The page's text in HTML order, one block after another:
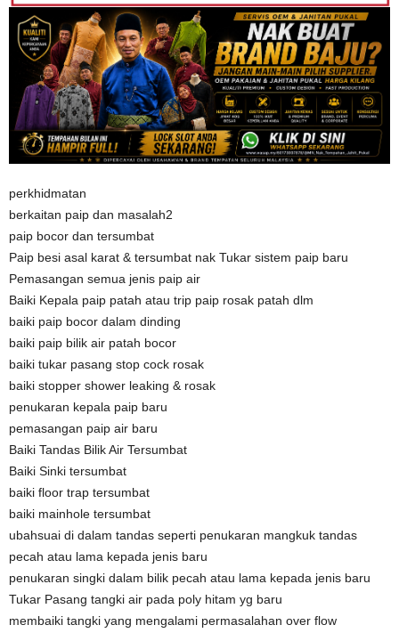
perkhidmatan
berkaitan paip dan masalah2
paip bocor dan tersumbat
Paip besi asal karat & tersumbat nak Tukar sistem paip baru
Pemasangan semua jenis paip air
Baiki Kepala paip patah atau trip paip rosak patah dlm
baiki paip bocor dalam dinding
baiki paip bilik air patah bocor
baiki tukar pasang stop cock rosak
baiki stopper shower leaking & rosak
penukaran kepala paip baru
pemasangan paip air baru
Baiki Tandas Bilik Air Tersumbat
Baiki Sinki tersumbat
baiki floor trap tersumbat
baiki mainhole tersumbat
ubahsuai di dalam tandas seperti penukaran mangkuk tandas
pecah atau lama kepada jenis baru
penukaran singki dalam bilik pecah atau lama kepada jenis baru
Tukar Pasang tangki air pada poly hitam yg baru
membaiki tangki yang mengalami permasalahan over flow